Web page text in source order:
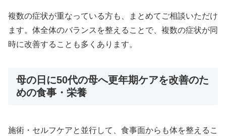
複数の症状が重なっている方も、まとめてご相談いただけ
ます。体全体のバランスを整えることで、複数の症状が同
時に改善することも多くあります。
母の日に50代の母へ更年期ケアを改善のた
めの食事・栄養
施術・セルフケアと並行して、食事面からも体を整えるこ